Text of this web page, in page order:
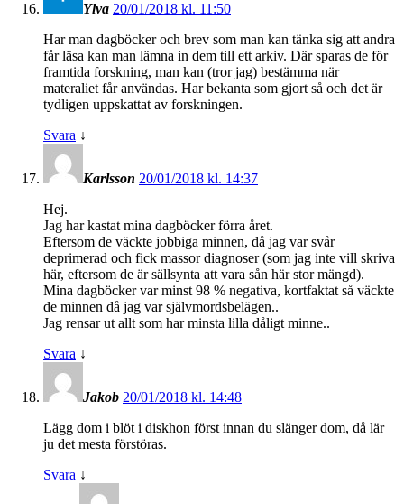
Ylva 20/01/2018 kl. 11:50
Har man dagböcker och brev som man kan tänka sig att andra
får läsa kan man lämna in dem till ett arkiv. Där sparas de för
framtida forskning, man kan (tror jag) bestämma när
materaliet får användas. Har bekanta som gjort så och det är
tydligen uppskattat av forskningen.
Svara ↓
Karlsson 20/01/2018 kl. 14:37
Hej.
Jag har kastat mina dagböcker förra året.
Eftersom de väckte jobbiga minnen, då jag var svår
deprimerad och fick massor diagnoser (som jag inte vill skriva
här, eftersom de är sällsynta att vara sån här stor mängd).
Mina dagböcker var minst 98 % negativa, kortfaktat så väckte
de minnen då jag var självmordsbelägen..
Jag rensar ut allt som har minsta lilla dåligt minne..
Svara ↓
Jakob 20/01/2018 kl. 14:48
Lägg dom i blöt i diskhon först innan du slänger dom, då lär
ju det mesta förstöras.
Svara ↓